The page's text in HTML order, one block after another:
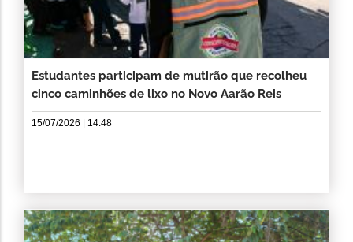
Estudantes participam de mutirão que recolheu
cinco caminhões de lixo no Novo Aarão Reis
15/07/2026 | 14:48